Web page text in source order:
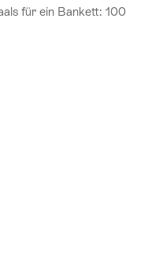
für ein Bankett: 100